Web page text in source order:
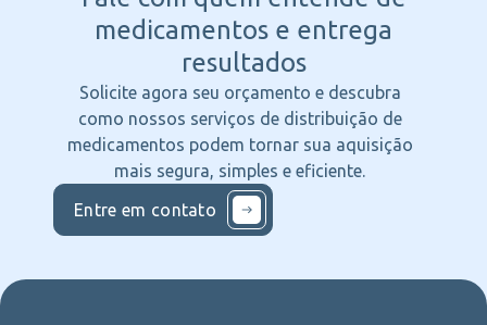
medicamentos e entrega
resultados
Solicite agora seu orçamento e descubra
como nossos serviços de distribuição de
medicamentos podem tornar sua aquisição
mais segura, simples e eficiente.
Entre em contato